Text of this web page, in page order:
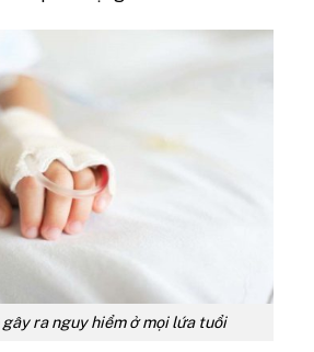
gây ra nguy hiểm ở mọi lứa tuổi